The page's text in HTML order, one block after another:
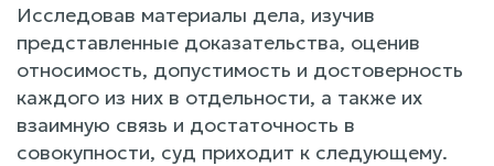
Исследовав материалы дела, изучив
представленные доказательства, оценив
относимость, допустимость и достоверность
каждого из них в отдельности, а также их
взаимную связь и достаточность в
совокупности, суд приходит к следующему.